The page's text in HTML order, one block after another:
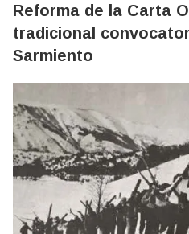
Reforma de la Carta
tradicional
Sarmiento